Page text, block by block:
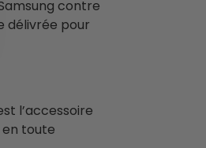
contre
délivrée pour
l’accessoire
toute